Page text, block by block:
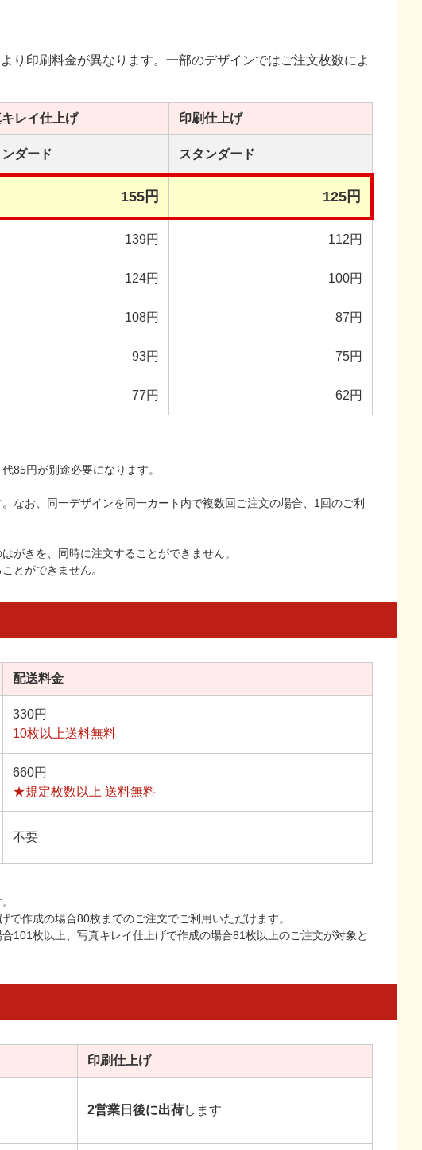
り印刷料金が異なります。一部のデザインではご注文枚数によ
レイ仕上げ 印刷仕上げ
ダード スタンダード
155円 125円
139円 112円
124円 100円
108円 87円
93円 75円
77円 62円
85円が別途必要になります。
なお、同一デザインを同一カート内で複数回ご注文の場合、1回のご利
がきを、同時に注文することができません。
とができません。
配送料金
330円
10枚以上送料無料
660円
★規定枚数以上 送料無料
不要
作成の場合80枚までのご注文でご利用いただけます。
101枚以上、写真キレイ仕上げで作成の場合81枚以上のご注文が対象と
印刷仕上げ
2営業日後に出荷します